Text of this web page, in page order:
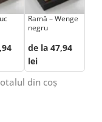
Ramă – Wenge
negru
de la 47,94
lei
din coș